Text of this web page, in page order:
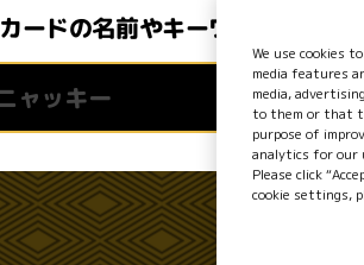
カードの名前やキーワードを入れ
We use cookies
media features
media,
to them or that
purpose of
analytics for our
Please click
cookie settings,